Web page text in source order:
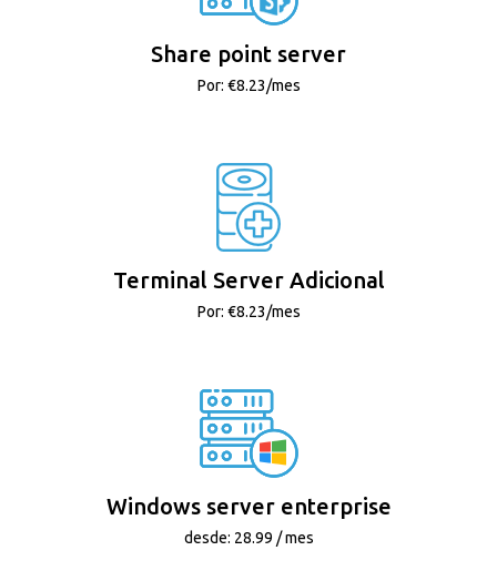
Share point server
Por: €8.23/mes
Terminal Server Adicional
Por: €8.23/mes
Windows server enterprise
desde: 28.99 / mes